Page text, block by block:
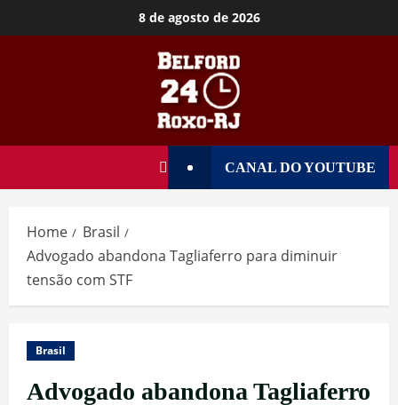
8 de agosto de 2026
CANAL DO YOUTUBE
Home
Brasil
Advogado abandona Tagliaferro para diminuir
tensão com STF
Brasil
Advogado abandona Tagliaferro